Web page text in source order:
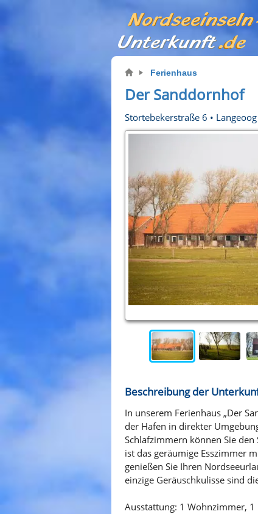
Ferienhaus
Der Sanddornhof
Störtebekerstraße 6 • Langeoog
Beschreibung der
In unserem Ferienhaus „Der
der Hafen in direkter
Schlafzimmern können Sie
ist das geräumige Esszimmer
genießen Sie Ihren
einzige Geräuschkulisse sind
Ausstattung: 1 Wohnzimmer, 1